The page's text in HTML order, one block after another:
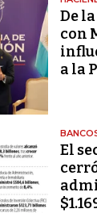
De
con
a la
El